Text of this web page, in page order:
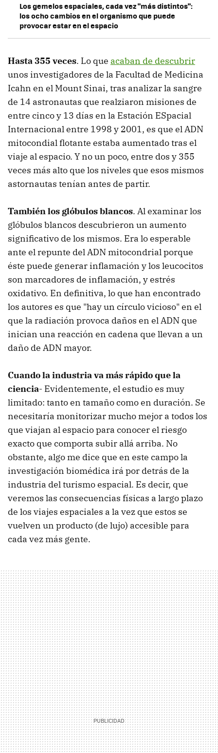
Los gemelos espaciales, cada vez "más distintos":
los ocho cambios en el organismo que puede
provocar estar en el espacio
Hasta 355 veces. Lo que acaban de descubrir
unos investigadores de la Facultad de Medicina
Icahn en el Mount Sinai, tras analizar la sangre
de 14 astronautas que realziaron misiones de
entre cinco y 13 días en la Estación ESpacial
Internacional entre 1998 y 2001, es que el ADN
mitocondial flotante estaba aumentado tras el
viaje al espacio. Y no un poco, entre dos y 355
veces más alto que los niveles que esos mismos
astornautas tenían antes de partir.
También los glóbulos blancos. Al examinar los
glóbulos blancos descubrieron un aumento
significativo de los mismos. Era lo esperable
ante el repunte del ADN mitocondrial porque
éste puede generar inflamación y los leucocitos
son marcadores de inflamación, y estrés
oxidativo. En definitiva, lo que han encontrado
los autores es que "hay un círculo vicioso" en el
que la radiación provoca daños en el ADN que
inician una reacción en cadena que llevan a un
daño de ADN mayor.
Cuando la industria va más rápido que la
ciencia- Evidentemente, el estudio es muy
limitado: tanto en tamaño como en duración. Se
necesitaría monitorizar mucho mejor a todos los
que viajan al espacio para conocer el riesgo
exacto que comporta subir allá arriba. No
obstante, algo me dice que en este campo la
investigación biomédica irá por detrás de la
industria del turismo espacial. Es decir, que
veremos las consecuencias físicas a largo plazo
de los viajes espaciales a la vez que estos se
vuelven un producto (de lujo) accesible para
cada vez más gente.